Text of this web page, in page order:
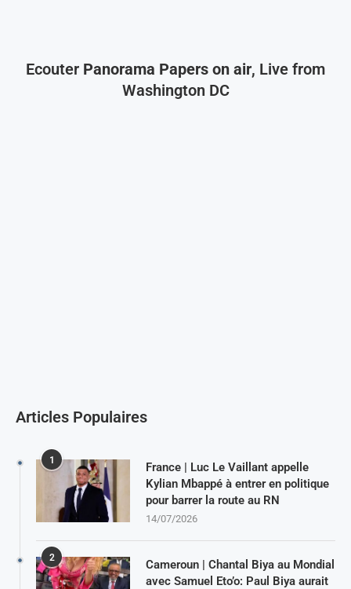
Ecouter Panorama Papers on air, Live from
Washington DC
Articles Populaires
1
France | Luc Le Vaillant appelle
Kylian Mbappé à entrer en politique
pour barrer la route au RN
14/07/2026
2
Cameroun | Chantal Biya au Mondial
avec Samuel Eto’o: Paul Biya aurait